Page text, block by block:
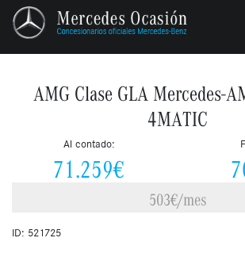
AMG Clase GLA Mercedes-
4MATIC
Al contado:
71.259€
503€/mes
ID: 521725